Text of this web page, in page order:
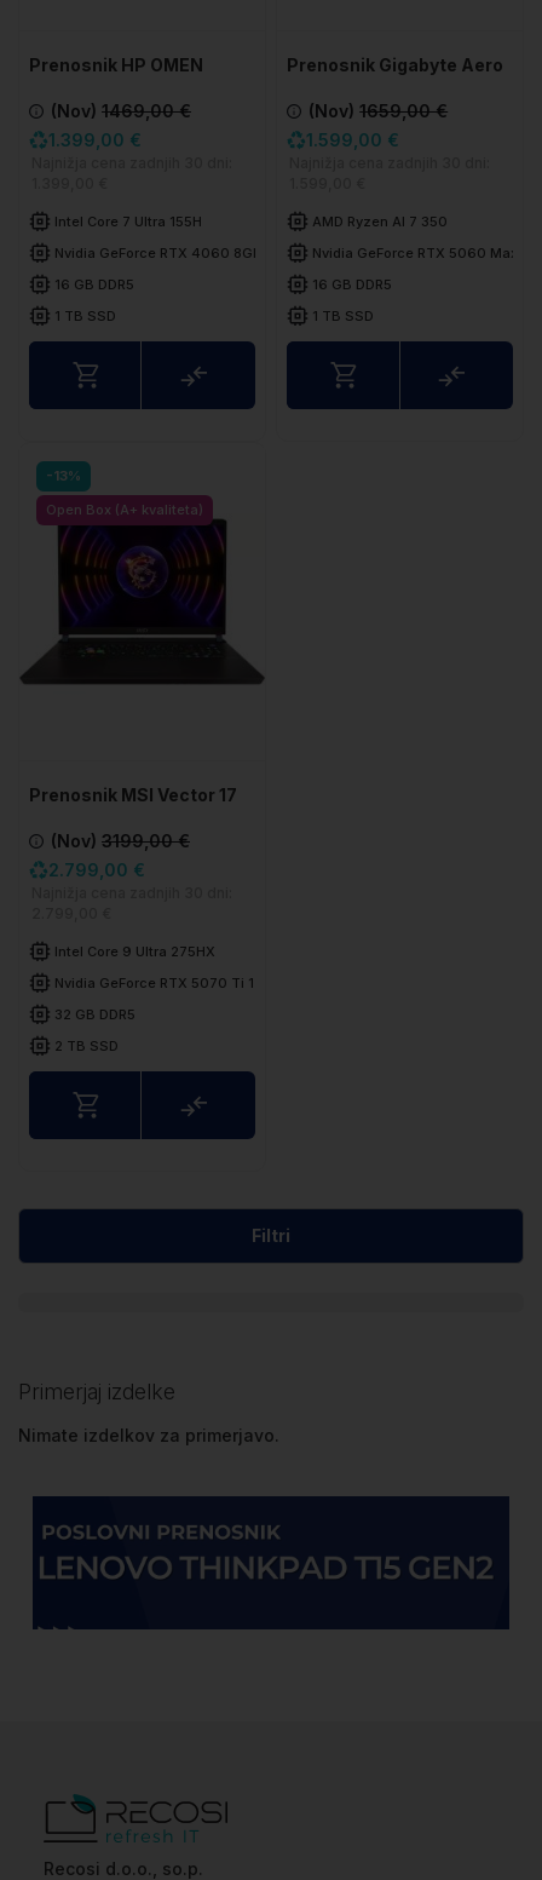
Prenosnik HP OMEN
(Nov) 1469,00 €
1.399,00 €
Intel Core 7 Ultra 155H
Nvidia GeForce RTX 4060 8GB
16 GB DDR5
1 TB SSD
Prenosnik Gigabyte Aero
(Nov)1659,00 €
1.599,00 €
AMD Ryzen AI 7 350
Nvidia GeForce RTX 5060 Max-Q
16 GB DDR5
1 TB SSD
-13%
Open Box (A+ kvaliteta)
Prenosnik MSI Vector 17
(Nov) 3199,00 €
2.799,00 €
Intel Core 9 Ultra 275HX
Nvidia GeForce RTX 5070 Ti 12GB
32 GB DDR5
2 TB SSD
Filtri
Primerjaj izdelke
Nimate izdelkov za primerjavo.
Recosi d.o.o., so.p.